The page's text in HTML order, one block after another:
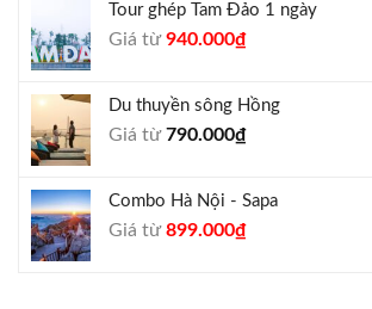
1.800.000₫. là:
Tour ghép Tam Đảo 1 ngày
Giá từGiá
1.000.000₫.
940.000₫Giá
là:
Du thuyền sông Hồng
Giá từ790.000₫
Combo Hà Nội - Sapa
Giá từGiá
899.000₫Giá